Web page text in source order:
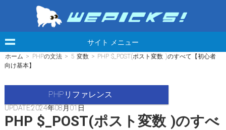
サイト メニュー
ホーム > PHPの文法 > 5 変数 > PHP $_POST(ポスト変数 )のすべて【初心者
向け基本】
PHPリファレンス
UPDATE:2024年08月01日
PHP $_POST(ポスト変数 )のすべ